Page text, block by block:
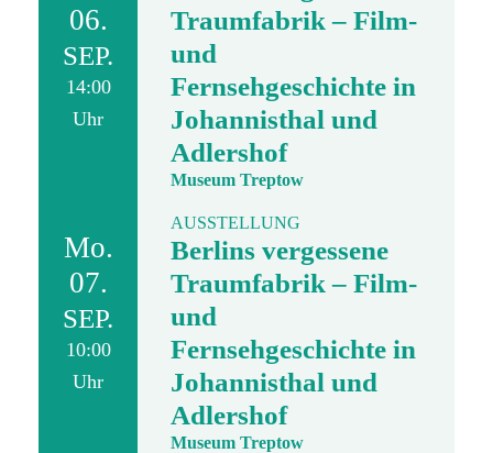
06.
SEP.
14:00
Uhr
Traumfabrik – Film-
und
Fernsehgeschichte in
Johannisthal und
Adlershof
Museum Treptow
Mo.
07.
SEP.
10:00
Uhr
AUSSTELLUNG
Berlins vergessene
Traumfabrik – Film-
und
Fernsehgeschichte in
Johannisthal und
Adlershof
Museum Treptow